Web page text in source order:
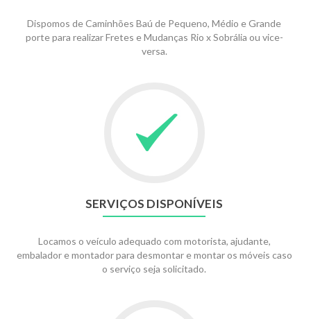
Dispomos de Caminhões Baú de Pequeno, Médio e Grande
porte para realizar Fretes e Mudanças Rio x Sobrália ou vice-
versa.
SERVIÇOS DISPONÍVEIS
Locamos o veículo adequado com motorista, ajudante,
embalador e montador para desmontar e montar os móveis caso
o serviço seja solicitado.